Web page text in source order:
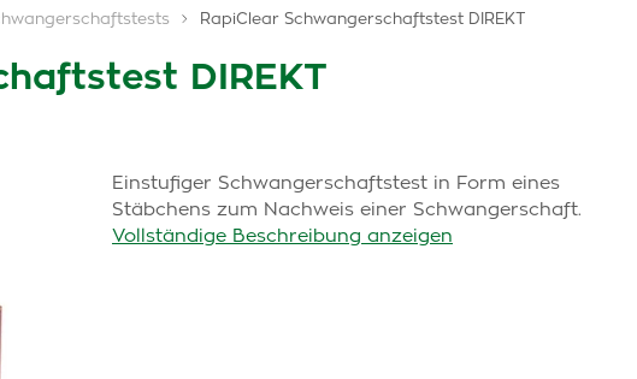
RapiClear Schwangerschaftstest DIREKT
DIREKT
Einstufiger Schwangerschaftstest in Form eines
Stäbchens zum Nachweis einer Schwangerschaft.
Vollständige Beschreibung anzeigen